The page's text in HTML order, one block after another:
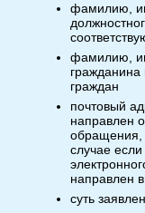
фамилию,
фамилию,
граждан
почтовый
направлен
обращения,
случае
направлен
суть